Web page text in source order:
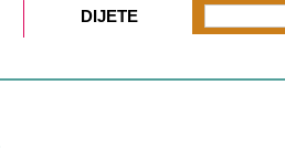
DIJETE